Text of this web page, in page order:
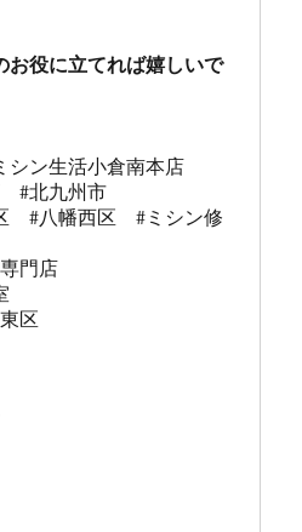
お役に立てれば嬉しいで
ン生活小倉南本店
#北九州市
#八幡西区  #ミシン修
門店
室
区